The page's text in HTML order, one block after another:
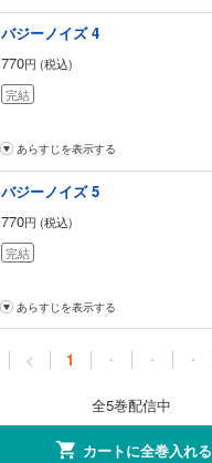
バジーノイズ 4
770円 (税込)
完結
あらすじを表示する
バジーノイズ 5
770円 (税込)
完結
あらすじを表示する
< 1 ・ ・ ・
全5巻配信中
カートに全巻入れる